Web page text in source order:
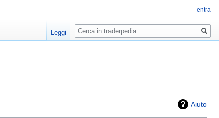
Aiuto
entra
Leggi
Ricerca